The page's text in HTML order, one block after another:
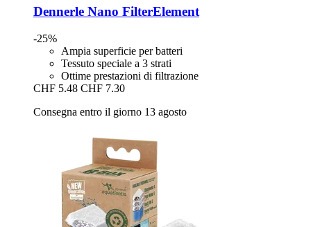
Dennerle Nano FilterElement
-25%
Ampia superficie per batteri
Tessuto speciale a 3 strati
Ottime prestazioni di filtrazione
CHF 5.48 CHF 7.30
Consegna entro il giorno 13 agosto